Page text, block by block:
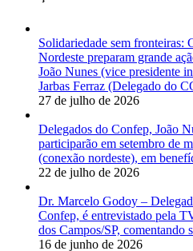
Solidariedade sem fronteiras:
Nordeste preparam grande
João Nunes (vice presidente
Jarbas Ferraz (Delegado do
27 de julho de 2026
Delegados do Confep, João
participarão em setembro de
(conexão nordeste), em
22 de julho de 2026
Dr. Marcelo Godoy –
Confep, é entrevistado pela
dos Campos/SP, comentando
16 de junho de 2026